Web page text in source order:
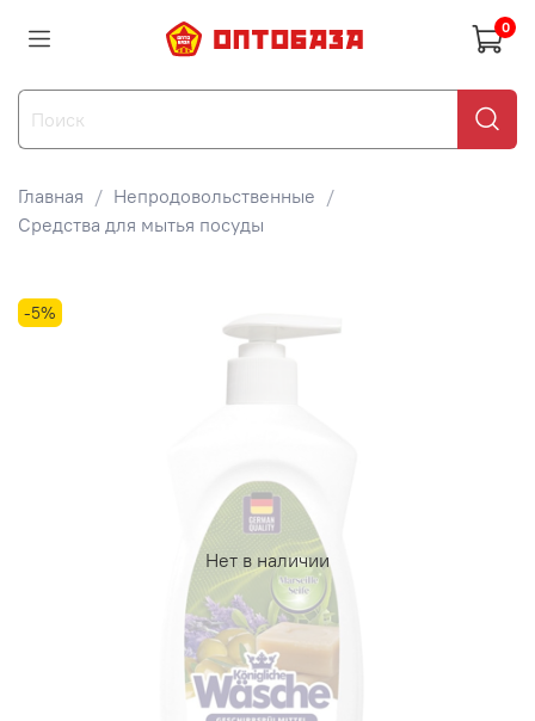
0
Главная
Непродовольственные
Средства для мытья посуды
Нет в наличии
-5%